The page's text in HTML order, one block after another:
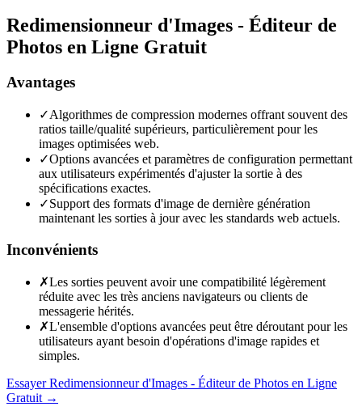
Redimensionneur d'Images - Éditeur de
Photos en Ligne Gratuit
Avantages
✓Algorithmes de compression modernes offrant souvent des
ratios taille/qualité supérieurs, particulièrement pour les
images optimisées web.
✓Options avancées et paramètres de configuration permettant
aux utilisateurs expérimentés d'ajuster la sortie à des
spécifications exactes.
✓Support des formats d'image de dernière génération
maintenant les sorties à jour avec les standards web actuels.
Inconvénients
✗Les sorties peuvent avoir une compatibilité légèrement
réduite avec les très anciens navigateurs ou clients de
messagerie hérités.
✗L'ensemble d'options avancées peut être déroutant pour les
utilisateurs ayant besoin d'opérations d'image rapides et
simples.
Essayer Redimensionneur d'Images - Éditeur de Photos en Ligne
Gratuit →